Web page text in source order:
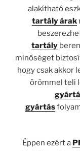
alakítható
tartály árak
tartály
minőséget
hogy csak akkor
örömmel teli
gyártás
Éppen ezért a